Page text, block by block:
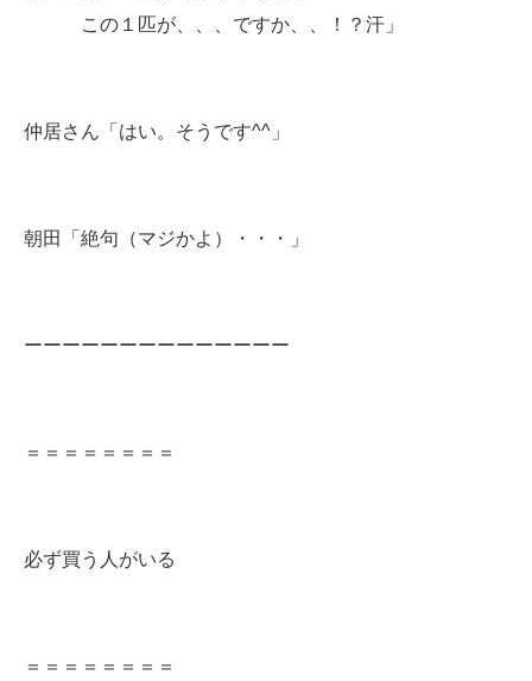
この１匹が、、、ですか、、！？汗」
仲居さん「はい。そうです^^」
朝田「絶句（マジかよ）・・・」
ーーーーーーーーーーーーーー
＝＝＝＝＝＝＝＝
必ず買う人がいる
＝＝＝＝＝＝＝＝